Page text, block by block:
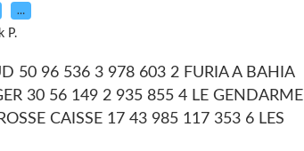
…
P.
50 96 536 3 978 603 2 FURIA A BAHIA
30 56 149 2 935 855 4 LE GENDARME
CAISSE 17 43 985 117 353 6 LES